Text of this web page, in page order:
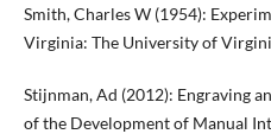
Smith, Charles W (1954):
Virginia: The University of
Stijnman, Ad (2012): Engraving
of the Development of Manual